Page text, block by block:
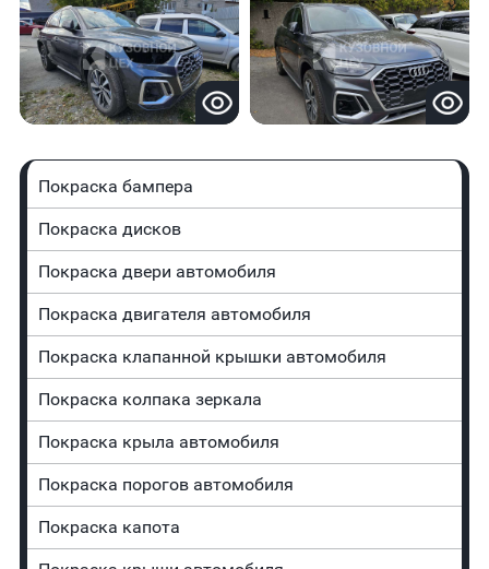
Покраска бампера
Покраска дисков
Покраска двери автомобиля
Покраска двигателя автомобиля
Покраска клапанной крышки автомобиля
Покраска колпака зеркала
Покраска крыла автомобиля
Покраска порогов автомобиля
Покраска капота